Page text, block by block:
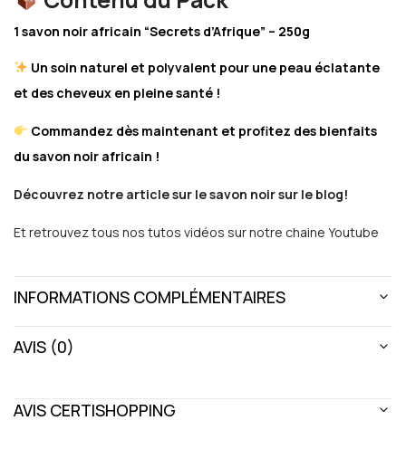
1 savon noir africain “Secrets d’Afrique” – 250g
Un soin naturel et polyvalent pour une peau éclatante
et des cheveux en pleine santé !
Commandez dès maintenant et profitez des bienfaits
du savon noir africain !
Découvrez notre article sur le savon noir sur le blog!
Et retrouvez tous nos tutos vidéos sur notre chaine Youtube
INFORMATIONS COMPLÉMENTAIRES
AVIS (0)
AVIS CERTISHOPPING